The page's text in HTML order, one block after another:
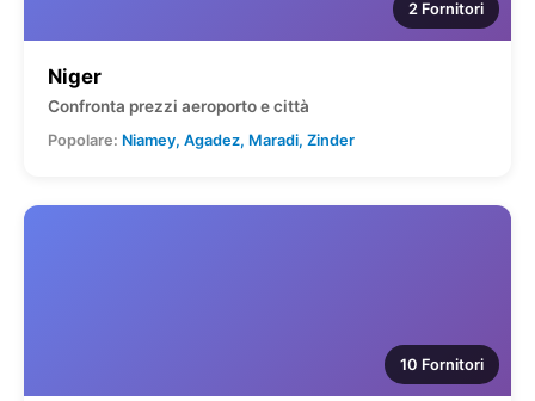
2 Fornitori
Niger
Confronta prezzi aeroporto e città
Popolare: Niamey, Agadez, Maradi, Zinder
10 Fornitori